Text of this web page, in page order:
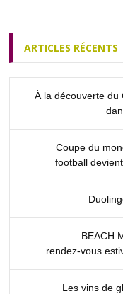
ARTICLES RÉCENTS
À la découverte du
Coupe du
football
BEACH
rendez‑vous
Les vins de